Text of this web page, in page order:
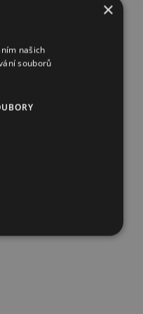
×
našich
souborů